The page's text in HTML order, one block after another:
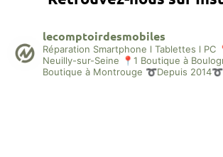
lecomptoirdesmobiles
Réparation Smartphone l Tablettes l PC
Neuilly-sur-Seine 📍1 Boutique à
Boutique à Montrouge ➰Depuis 2014➰